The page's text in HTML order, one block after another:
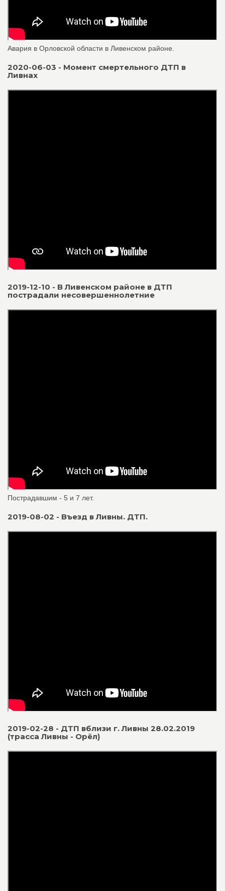
Авария в Орловской области в Ливенском районе.
2020-06-03 - Момент смертельного ДТП в
Ливнах
2019-12-10 - В Ливенском районе в ДТП
пострадали несовершеннолетние
Пострадавшим - 5 и 7 лет.
2019-08-02 - Въезд в Ливны. ДТП.
2019-02-28 - ДТП вблизи г. Ливны 28.02.2019
(трасса Ливны - Орёл)